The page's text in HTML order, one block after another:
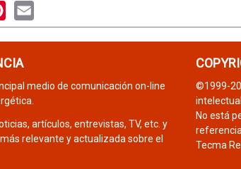
PinterestEmail
medio de comunicación on-line
artículos, entrevistas, TV, etc. y
relevante y actualizada sobre el
©1999-
No está
Tecma